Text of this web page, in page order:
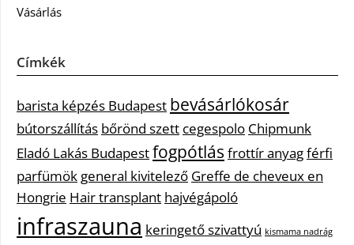
Vásárlás
Címkék
barista képzés Budapest bevásárlókosár
bútorszállítás bőrönd szett cegespolo Chipmunk
Eladó Lakás Budapestfogpótlás frottír anyagférfi
parfümök general kivitelező Greffe de cheveux en
Hongrie Hair transplant hajvégápoló
infraszauna keringető szivattyú kismama nadrág